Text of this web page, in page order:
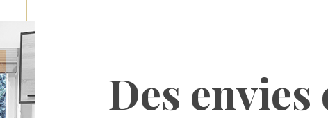
Des envies